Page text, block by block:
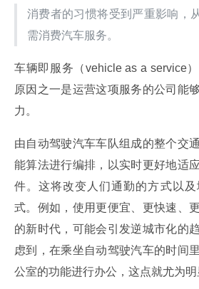
消费者的习惯将受到严重影响，
需消费汽车服务。
车辆即服务（vehicle as a service
原因之一是运营这项服务的公司能
力。
由自动驾驶汽车车队组成的整个交
能算法进行编排，以实时更好地适
件。这将改变人们通勤的方式以
式。例如，使用更便宜、更快速、
的新时代，可能会引发逆城市化的
虑到，在乘坐自动驾驶汽车的时间
公室的功能进行办公，这点就尤为明